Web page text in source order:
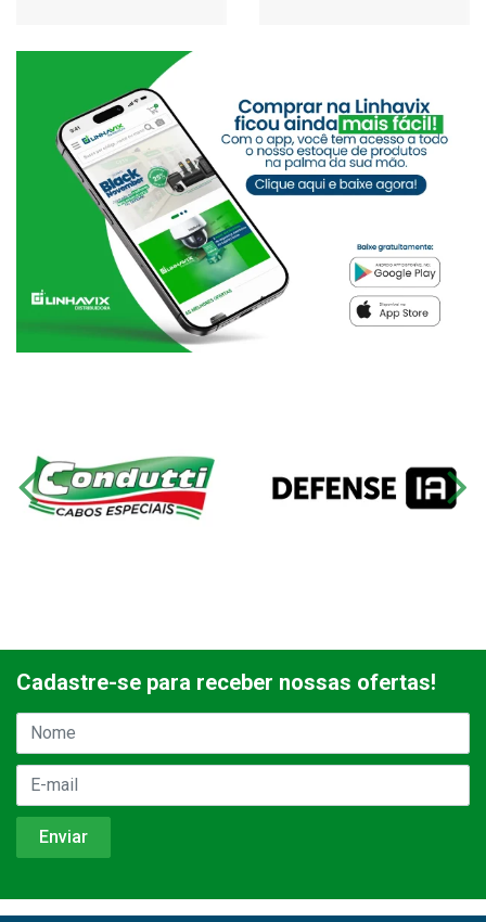
Cadastre-se para receber nossas ofertas!